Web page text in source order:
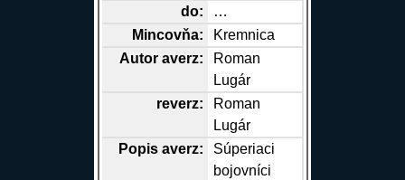
do:
…
Mincovňa:
Kremnica
Autor averz:
Roman
Lugár
reverz:
Roman
Lugár
Popis averz:
Súperiaci
bojovníci